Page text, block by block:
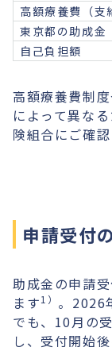
高額療養費（支
東京都の助成金
自己負担額
高額療養費制
によって異な
険組合にご確認
申請受付
助成金の申請
ます1） 。2026
でも、10月の
し、受付開始